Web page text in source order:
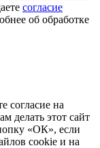
согласие
об обработке
согласие на
делать этот сайт
«ОК», если
cookie и на